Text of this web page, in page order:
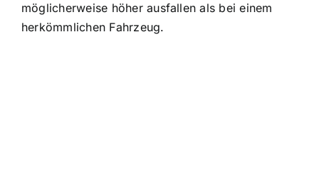
möglicherweise höher ausfallen als bei einem
herkömmlichen Fahrzeug.